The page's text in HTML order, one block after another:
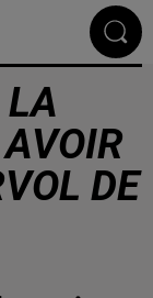
LA
DE